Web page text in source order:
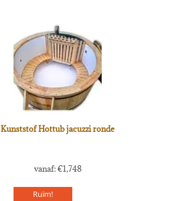
Kunststof Hottub jacuzzi ronde
vanaf:€1,748
Ruim!